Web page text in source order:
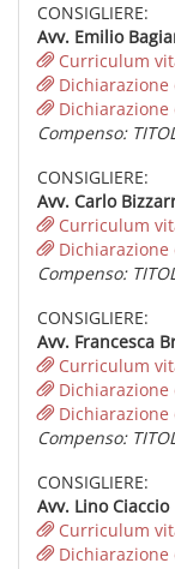
CONSIGLIERE:
Avv. Emilio
Curriculum
Dichiarazione
Dichiarazione
Compenso:
CONSIGLIERE:
Avv. Carlo
Curriculum
Dichiarazione
Compenso:
CONSIGLIERE:
Avv. Francesca
Curriculum
Dichiarazione
Dichiarazione
Compenso:
CONSIGLIERE:
Avv. Lino Ciaccio
Curriculum
Dichiarazione